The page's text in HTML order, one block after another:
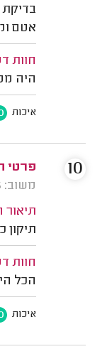
אטם
חוות
היה
איכות
פרטי
משוב: 15/12/2025
תיאור
תיקון
חוות
הכל
איכות
10